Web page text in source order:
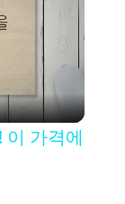
이 가격에